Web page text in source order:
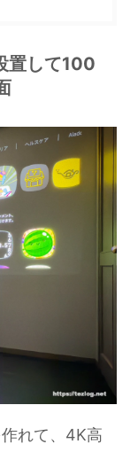
置して100
れて、4K高